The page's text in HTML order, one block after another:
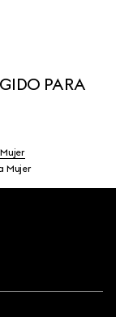
PARA
Mujer